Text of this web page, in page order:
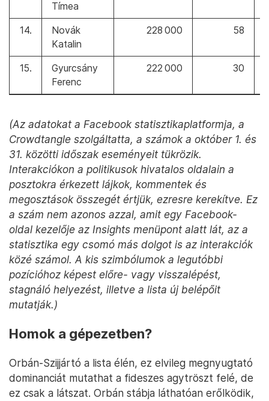
Tímea
14.
Novák
Katalin
228 000 58
15.
Gyurcsány
Ferenc
222 000 30
(Az adatokat a Facebook statisztikaplatformja, a
Crowdtangle szolgáltatta, a számok a október 1. és
31. közötti időszak eseményeit tükrözik.
Interakciókon a politikusok hivatalos oldalain a
posztokra érkezett lájkok, kommentek és
megosztások összegét értjük, ezresre kerekítve. Ez
a szám nem azonos azzal, amit egy Facebook-
oldal kezelője az Insights menüpont alatt lát, az a
statisztika egy csomó más dolgot is az interakciók
közé számol. A kis szimbólumok a legutóbbi
pozícióhoz képest előre- vagy visszalépést,
stagnáló helyezést, illetve a lista új belépőit
mutatják.)
Homok a gépezetben?
Orbán-Szijjártó a lista élén, ez elvileg megnyugtató
dominanciát mutathat a fideszes agytröszt felé, de
ez csak a látszat. Orbán stábja láthatóan erőlködik,